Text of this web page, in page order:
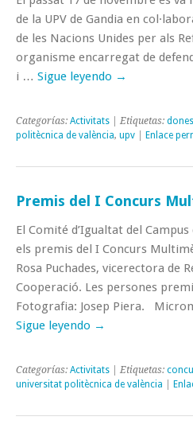
de la UPV de Gandia en
de les Nacions Unides per als
organisme encarregat de
i … Sigue leyendo →
Categorías: Activitats | Etiquetas: dones
politècnica de valència, upv Enlace
Premis del I Concurs
El Comité d’Igualtat del
els premis del I Concurs
Rosa Puchades, vicerectora de
Cooperació. Les persones
Fotografia: Josep Piera.
Sigue leyendo →
Categorías: Activitats | Etiquetas:
universitat politècnica de valència